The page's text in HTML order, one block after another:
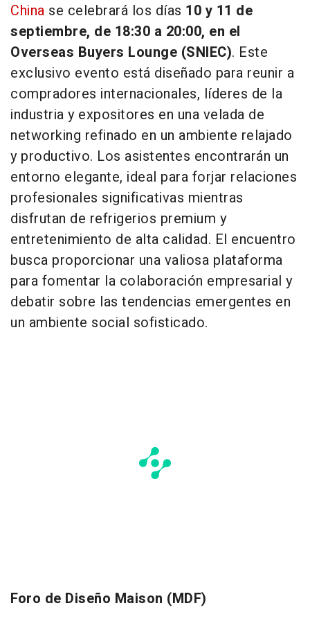
China se celebrará los días 10 y 11 de
septiembre, de 18:30 a 20:00, en el
Overseas Buyers Lounge (SNIEC). Este
exclusivo evento está diseñado para reunir a
compradores internacionales, líderes de la
industria y expositores en una velada de
networking refinado en un ambiente relajado
y productivo. Los asistentes encontrarán un
entorno elegante, ideal para forjar relaciones
profesionales significativas mientras
disfrutan de refrigerios premium y
entretenimiento de alta calidad. El encuentro
busca proporcionar una valiosa plataforma
para fomentar la colaboración empresarial y
debatir sobre las tendencias emergentes en
un ambiente social sofisticado.
Foro de Diseño Maison (MDF)